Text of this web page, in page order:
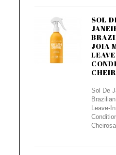
SOL
JOIA
Sol De
Leave-In